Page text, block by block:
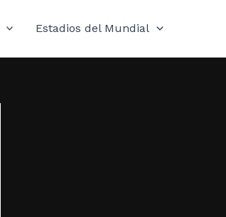
Estadios del Mundial